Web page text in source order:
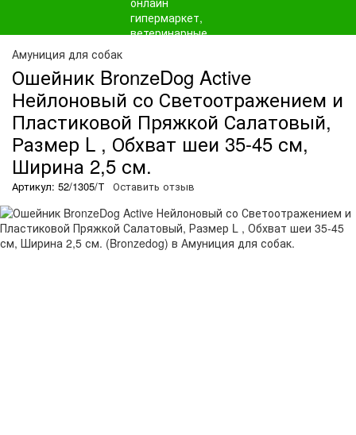
Амуниция для собак
Ошейник BronzeDog Active
Нейлоновый со Светоотражением и
Пластиковой Пряжкой Салатовый,
Размер L , Обхват шеи 35-45 см,
Ширина 2,5 см.
Артикул: 52/1305/Т Оставить отзыв